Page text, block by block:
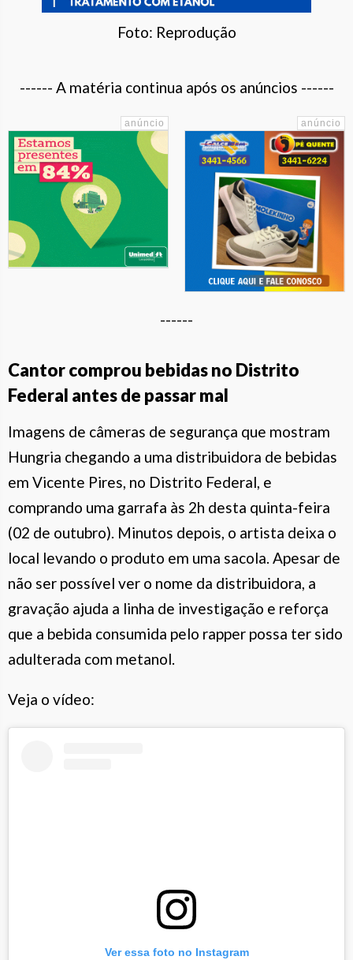
Foto: Reprodução
------ A matéria continua após os anúncios ------
------
Cantor comprou bebidas no Distrito
Federal antes de passar mal
Imagens de câmeras de segurança que mostram
Hungria chegando a uma distribuidora de bebidas
em Vicente Pires, no Distrito Federal, e
comprando uma garrafa às 2h desta quinta-feira
(02 de outubro). Minutos depois, o artista deixa o
local levando o produto em uma sacola. Apesar de
não ser possível ver o nome da distribuidora, a
gravação ajuda a linha de investigação e reforça
que a bebida consumida pelo rapper possa ter sido
adulterada com metanol.
Veja o vídeo:
Ver essa foto no Instagram